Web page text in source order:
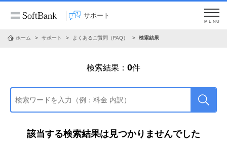
サポート
MENU
ホーム サポート よくあるご質問（FAQ） 検索結果
検索結果： 0件
該当する検索結果は見つかりませんでした